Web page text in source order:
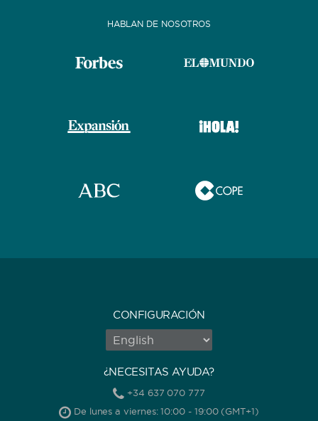
HABLAN DE NOSOTROS
CONFIGURACIÓN
¿NECESITAS AYUDA?
+34 637 070 777
De lunes a viernes: 10:00 - 19:00 (GMT+1)